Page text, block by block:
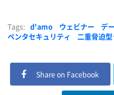
Tags: d'amo ウェビナー
デ
ペンタセキュリティ
二重脅迫
Share on Facebook